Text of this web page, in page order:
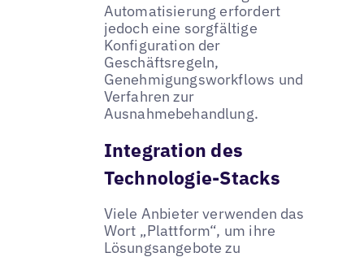
Automatisierung erfordert
jedoch eine sorgfältige
Konfiguration der
Geschäftsregeln,
Genehmigungsworkflows und
Verfahren zur
Ausnahmebehandlung.
Integration des
Technologie-Stacks
Viele Anbieter verwenden das
Wort „Plattform“, um ihre
Lösungsangebote zu